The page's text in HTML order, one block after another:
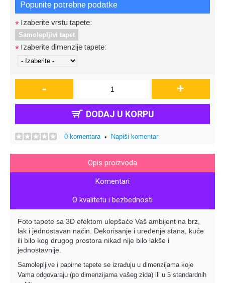
Popunite potrebne podatke
* Izaberite vrstu tapete:
Samolepljivi tapet
* Izaberite dimenzije tapete:
- +
DODAJ U KORPU
0 komentara• Napiši komentar
Opis proizvoda
Komentari
O kvalitetu i bezbednosti
Foto tapete sa 3D efektom ulepšaće Vaš ambijent na brz,
lak i jednostavan način. Dekorisanje i uređenje stana, kuće
ili bilo kog drugog prostora nikad nije bilo lakše i
jednostavnije.
Samolepljive i papirne tapete se izrađuju u dimenzijama koje
Vama odgovaraju (po dimenzijama vašeg zida) ili u 5 standardnih